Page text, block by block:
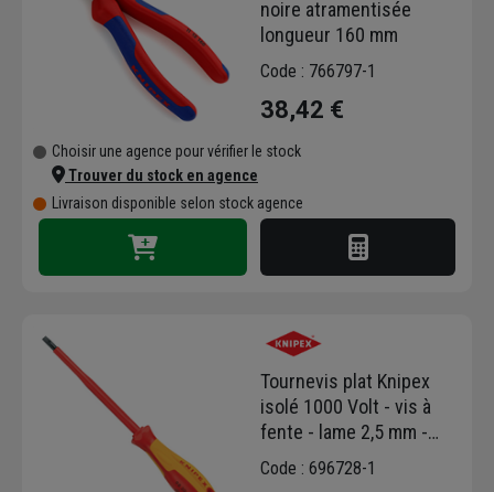
noire atramentisée
longueur 160 mm
Code : 766797-1
38,42 €
Choisir une agence pour vérifier le stock
Trouver du stock en agence
Livraison disponible selon stock agence
Tournevis plat Knipex
isolé 1000 Volt - vis à
fente - lame 2,5 mm -
Longueur 177 mm
Code : 696728-1